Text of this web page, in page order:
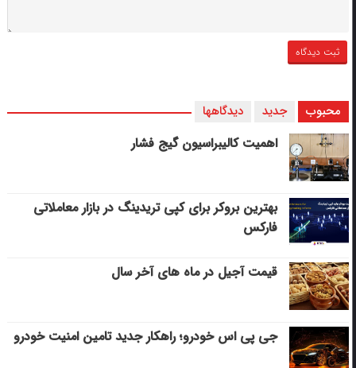
محبوب جدید دیدگاهها
اهمیت کالیبراسیون گیج فشار
بهترین بروکر برای کپی‌ تریدینگ در بازار معاملاتی
فارکس
قیمت آجیل در ماه های آخر سال
جی پی اس خودرو؛ راهکار جدید تامین امنیت خودرو